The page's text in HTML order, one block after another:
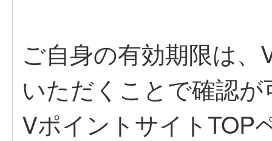
ご自身の有効期限は
いただくことで確認
VポイントサイトTOP